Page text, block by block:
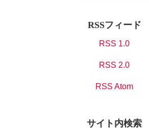
RSSフィード
RSS 1.0
RSS 2.0
RSS Atom
サイト内検索